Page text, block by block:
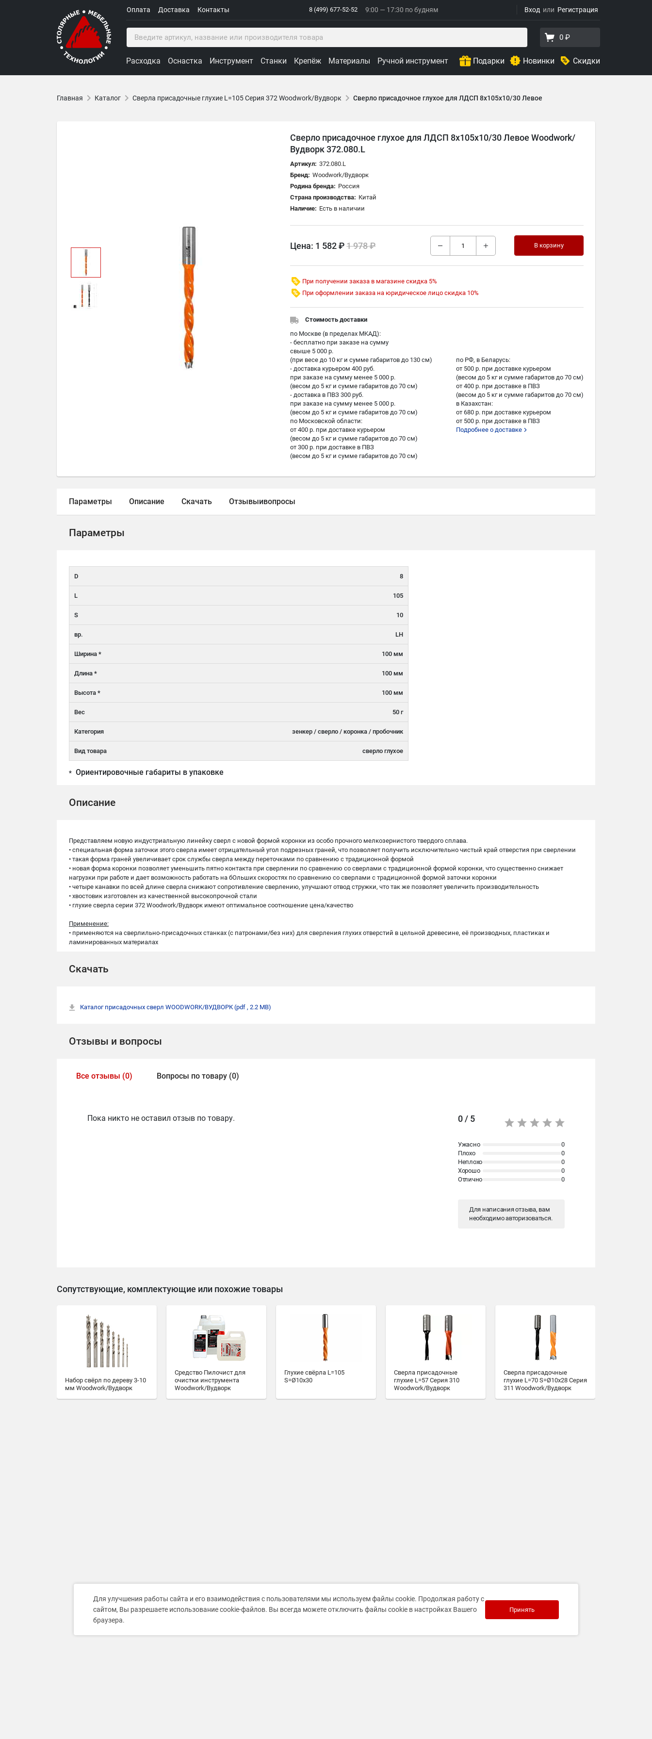
Оплата Доставка Контакты Вход Регистрация
8 (499) 677-52-52 9:00 — 17:30 по будням
0 ₽
Расходка Оснастка Инструмент Станки Крепёж Материалы Ручной инструмент Подарки Новинки Скидки
Главная Каталог Сверла присадочные глухие L=105 Серия 372 Woodwork/Вудворк Сверло присадочное глухое для ЛДСП 8х105х10/30 Левое
Сверло присадочное глухое для ЛДСП 8х105х10/30 Левое Woodwork/
Вудворк 372.080.L
Артикул: 372.080.L
Бренд: Woodwork/Вудворк
Родина бренда: Россия
Страна производства: Китай
Наличие: Есть в наличии
Цена: 1 582 ₽1 978 ₽ В корзину
При получении заказа в магазине скидка 5%
При оформлении заказа на юридическое лицо скидка 10%
Стоимость доставки
по Москве (в пределах МKAД):
- бесплатно при заказе на сумму
свыше 5 000 р.
(при весе до 10 кг и сумме габаритов до 130 см)
- доставка курьером 400 руб.
при заказе на сумму менее 5 000 р.
(весом до 5 кг и сумме габаритов до 70 см)
- доставка в ПВЗ 300 руб.
при заказе на сумму менее 5 000 р.
(весом до 5 кг и сумме габаритов до 70 см)
по Московской области:
от 400 р. при доставке курьером
(весом до 5 кг и сумме габаритов до 70 см)
от 300 р. при доставке в ПВЗ
(весом до 5 кг и сумме габаритов до 70 см)
по РФ, в Беларусь:
от 500 р. при доставке курьером
(весом до 5 кг и сумме габаритов до 70 см)
от 400 р. при доставке в ПВЗ
(весом до 5 кг и сумме габаритов до 70 см)
в Казахстан:
от 680 р. при доставке курьером
от 500 р. при доставке в ПВЗ
Подробнее о доставке
Параметры Описание Скачать Отзывыивопросы
Параметры
D 8
L 105
S 10
вр. LH
Ширина * 100 мм
Длина * 100 мм
Высота * 100 мм
Вес 50 г
Категория зенкер / сверло / коронка / пробочник
Вид товара сверло глухое
* Ориентировочные габариты в упаковке
Описание
Представляем новую индустриальную линейку сверл с новой формой коронки из особо прочного мелкозернистого твердого сплава.
• специальная форма заточки этого сверла имеет отрицательный угол подрезных граней, что позволяет получить исключительно чистый край отверстия при сверлении
• такая форма граней увеличивает срок службы сверла между переточками по сравнению с традиционной формой
• новая форма коронки позволяет уменьшить пятно контакта при сверлении по сравнению со сверлами с традиционной формой коронки, что существенно снижает
нагрузки при работе и дает возможность работать на бОльших скоростях по сравнению со сверлами с традиционной формой заточки коронки
• четыре канавки по всей длине сверла снижают сопротивление сверлению, улучшают отвод стружки, что так же позволяет увеличить производительность
• хвостовик изготовлен из качественной высокопрочной стали
• глухие сверла серии 372 Woodwork/Вудворк имеют оптимальное соотношение цена/качество
Применение:
• применяются на сверлильно-присадочных станках (с патронами/без них) для сверления глухих отверстий в цельной древесине, её производных, пластиках и
ламинированных материалах
Скачать
Каталог присадочных сверл WOODWORK/ВУДВОРК (pdf , 2.2 MB)
Отзывы и вопросы
Все отзывы (0) Вопросы по товару (0)
Пока никто не оставил отзыв по товару. 0 / 5
Ужасно
0
Плохо
0
Неплохо
0
Хорошо
0
Отлично
0
Для написания отзыва, вам
необходимоавторизоваться.
Сопутствующие, комплектующие или похожие товары
Набор свёрл по дереву 3-10
мм Woodwork/Вудворк
Средство Пилочист для
очистки инструмента
Woodwork/Вудворк
Глухие свёрла L=105
S=Ø10x30
Сверла присадочные
глухие L=57 Серия 310
Woodwork/Вудворк
Сверла присадочные
глухие L=70 S=Ø10x28 Серия
311 Woodwork/Вудворк
Для улучшения работы сайта и его взаимодействия с пользователями мы используем файлы cookie. Продолжая работу с
сайтом, Вы разрешаете использование cookie-файлов. Вы всегда можете отключить файлы cookie в настройках Вашего
браузера.
Принять